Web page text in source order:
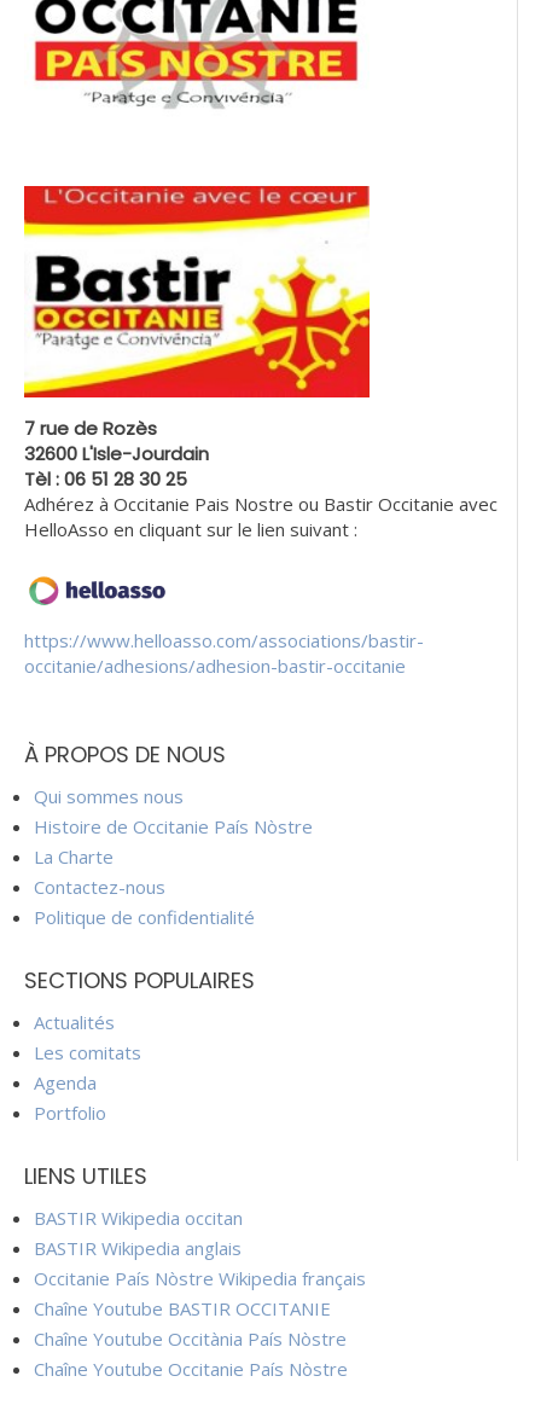
7 rue de Rozès
32600 L'Isle-Jourdain
Tèl : 06 51 28 30 25
Adhérez à Occitanie Pais Nostre ou Bastir Occitanie avec
HelloAsso en cliquant sur le lien suivant :
https://www.helloasso.com/associations/bastir-
occitanie/adhesions/adhesion-bastir-occitanie
À PROPOS DE NOUS
Qui sommes nous
Histoire de Occitanie País Nòstre
La Charte
Contactez-nous
Politique de confidentialité
SECTIONS POPULAIRES
Actualités
Les comitats
Agenda
Portfolio
LIENS UTILES
BASTIR Wikipedia occitan
BASTIR Wikipedia anglais
Occitanie País Nòstre Wikipedia français
Chaîne Youtube BASTIR OCCITANIE
Chaîne Youtube Occitània País Nòstre
Chaîne Youtube Occitanie País Nòstre